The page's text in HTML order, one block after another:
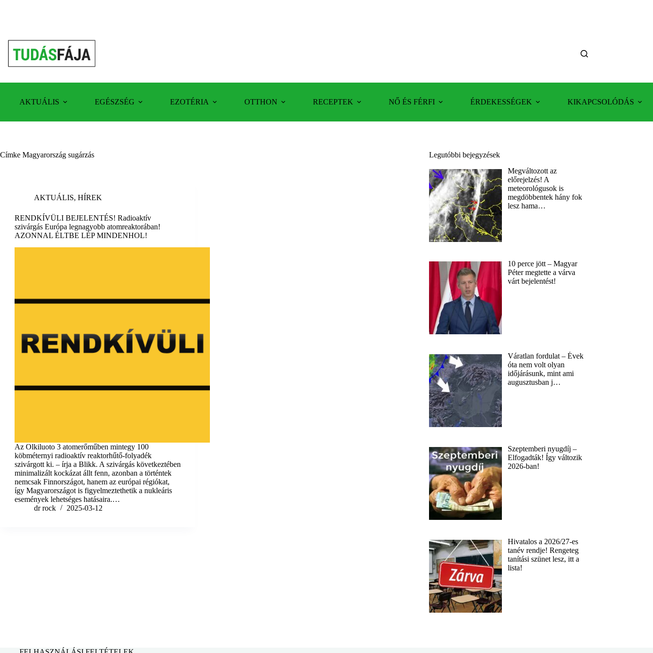
AKTUÁLIS EGÉSZSÉG EZOTÉRIA OTTHON RECEPTEK NŐ ÉS FÉRFI ÉRDEKESSÉGEK KIKAPCSOLÓDÁS
Címke Magyarország sugárzás
AKTUÁLIS, HÍREK
RENDKÍVÜLI BEJELENTÉS! Radioaktív
szivárgás Európa legnagyobb atomreaktorában!
AZONNAL ÉLTBE LÉP MINDENHOL!
Az Olkiluoto 3 atomerőműben mintegy 100
köbméternyi radioaktív reaktorhűtő-folyadék
szivárgott ki. – írja a Blikk. A szivárgás következtében
minimalizált kockázat állt fenn, azonban a történtek
nemcsak Finnországot, hanem az európai régiókat,
így Magyarországot is figyelmeztethetik a nukleáris
események lehetséges hatásaira.…
dr rock
2025-03-12
Legutóbbi bejegyzések
Megváltozott az
előrejelzés! A
meteorológusok is
megdöbbentek hány fok
lesz hama…
10 perce jött – Magyar
Péter megtette a várva
várt bejelentést!
Váratlan fordulat – Évek
óta nem volt olyan
időjárásunk, mint ami
augusztusban j…
Szeptemberi nyugdíj –
Elfogadták! Így változik
2026-ban!
Hivatalos a 2026/27-es
tanév rendje! Rengeteg
tanítási szünet lesz, itt a
lista!